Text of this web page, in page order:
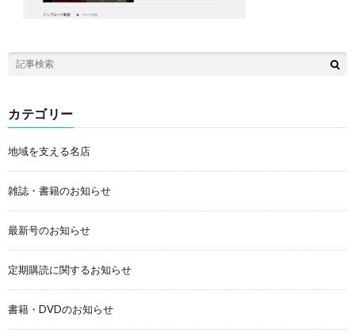
カテゴリー
地域を支える名店
雑誌・書籍のお知らせ
最新号のお知らせ
定期購読に関するお知らせ
書籍・DVDのお知らせ